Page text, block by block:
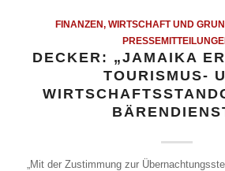
FINANZEN, WIRTSCHAFT UND
DECKER: „JAMAIKA
TOURISMUS-
„Mit der Zustimmung zur